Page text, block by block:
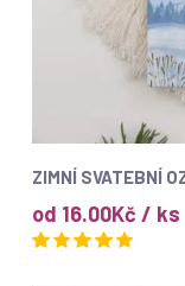
ZIMNÍ SVATEBNÍ
od 16.00Kč / ks